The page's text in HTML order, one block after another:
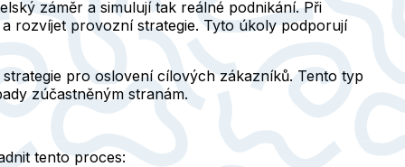
záměr a simulují tak reálné podnikání. Při
rozvíjet provozní strategie. Tyto úkoly podporují
pro oslovení cílových zákazníků. Tento typ
zúčastněným stranám.
tento proces: